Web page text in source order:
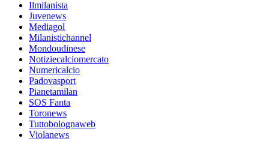
Ilmilanista
Juvenews
Mediagol
Milanistichannel
Mondoudinese
Notiziecalciomercato
Numericalcio
Padovasport
Pianetamilan
SOS Fanta
Toronews
Tuttobolognaweb
Violanews